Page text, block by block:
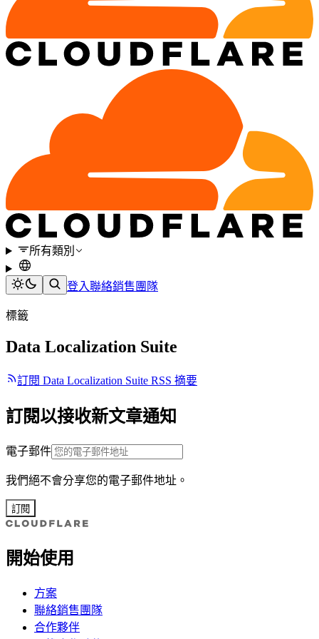
所有類別
登入聯絡銷售團隊
標籤
Data Localization Suite
訂閱 Data Localization Suite RSS 摘要
訂閱以接收新文章通知
電子郵件
我們絕不會分享您的電子郵件地址。
訂閱
開始使用
方案
聯絡銷售團隊
合作夥伴